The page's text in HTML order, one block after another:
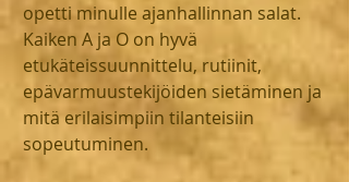
opetti minulle ajanhallinnan salat.
Kaiken A ja O on hyvä
etukäteissuunnittelu, rutiinit,
epävarmuustekijöiden sietäminen ja
mitä erilaisimpiin tilanteisiin
sopeutuminen.